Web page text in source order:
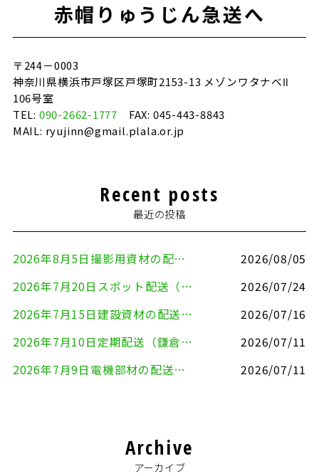
赤帽りゅうじん急送へ
〒244－0003
神奈川県横浜市戸塚区戸塚町2153-13 メゾンワタナベⅡ
106号室
TEL: 090-2662-1777 FAX: 045-443-8843
MAIL: ryujinn@gmail.plala.or.jp
Recent posts
最近の投稿
2026年8月5日撮影用資材の配送（鎌倉市⇒港区）
2026/08/05
2026年7月20日スポット配送（横浜市金沢区⇒愛知県豊川市）
2026/07/24
2026年7月15日建設資材の配送（横浜市金沢区⇒横須賀市）
2026/07/16
2026年7月10日定期配送（鎌倉市⇔大田区）
2026/07/11
2026年7月9日電機部材の配送（横浜市戸塚区⇒品川区）
2026/07/11
Archive
アーカイブ